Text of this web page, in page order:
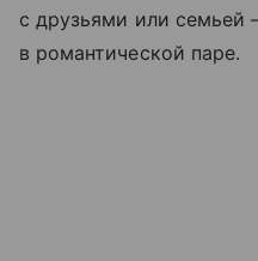
с друзьями или семьей
в романтической паре.